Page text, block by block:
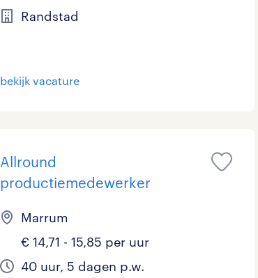
Randstad
bekijk vacature
Allround
productiemedewerker
Marrum
€ 14,71 - 15,85 per uur
40 uur, 5 dagen p.w.